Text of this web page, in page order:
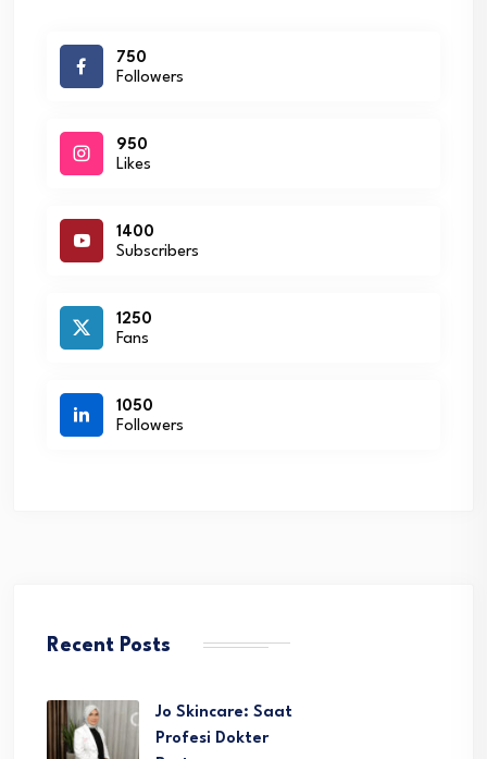
750
Followers
950
Likes
1400
Subscribers
1250
Fans
1050
Followers
Recent Posts
Jo Skincare: Saat
Profesi Dokter